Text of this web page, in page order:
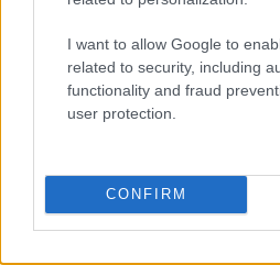
I want to allow Google to
related to security, including
functionality and fraud
user protection.
CONFIRM
Silverel caso de sus
públicamente como la
término que puso el foco
Aunque dos exfuncionarios